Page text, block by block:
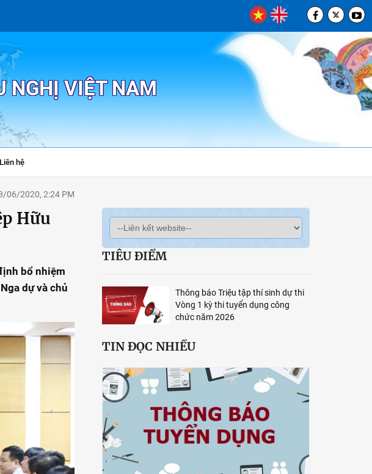
NGHỊ VIỆT NAM
Liên hệ
06/2020, 2:24 PM
Hữu
bổ nhiệm
dự và chủ
TIÊU ĐIỂM
Thông báo Triệu tập thí sinh dự thi
Vòng 1 kỳ thi tuyển dụng công
chức năm 2026
TIN ĐỌC NHIỀU